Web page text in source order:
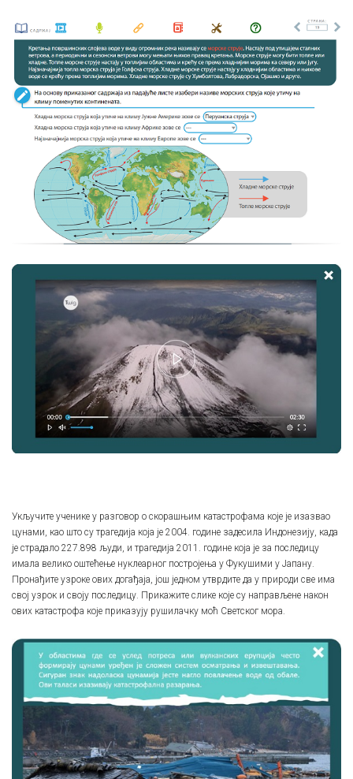
Укључите ученике у разговор о скорашњим катастрофама које је изазвао
цунами, као што су трагедија која је 2004. године задесила Индонезију, када
је страдало 227.898 људи, и трагедија 2011. године која је за последицу
имала велико оштећење нуклеарног постројења у Фукушими у Јапану.
Пронађите узроке ових догађаја, још једном утврдите да у природи све има
свој узрок и своју последицу. Прикажите слике које су направљене након
ових катастрофа које приказују рушилачку моћ Светског мора.